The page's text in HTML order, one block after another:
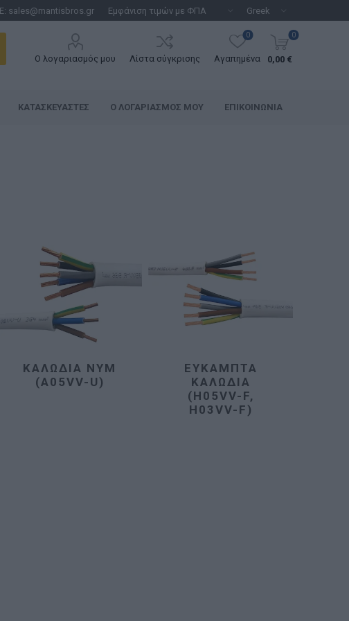
E: sales@mantisbros.gr
Ο λογαριασμός μου Λίστα σύγκρισης Αγαπημένα
0 0
0,00 €
ΚΑΤΑΣΚΕΥΑΣΤΈΣ Ο ΛΟΓΑΡΙΑΣΜΌΣ ΜΟΥ ΕΠΙΚΟΙΝΩΝΊΑ
ΚΑΛΏΔΙΑ NYM
(A05VV-U)
ΕΎΚΑΜΠΤΑ
ΚΑΛΏΔΙΑ
(H05VV-F,
H03VV-F)